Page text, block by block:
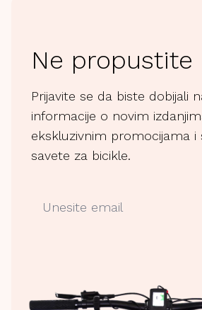
Ne propustite
Prijavite se da biste dobijali
informacije o novim
ekskluzivnim promocijama i
savete za bicikle.